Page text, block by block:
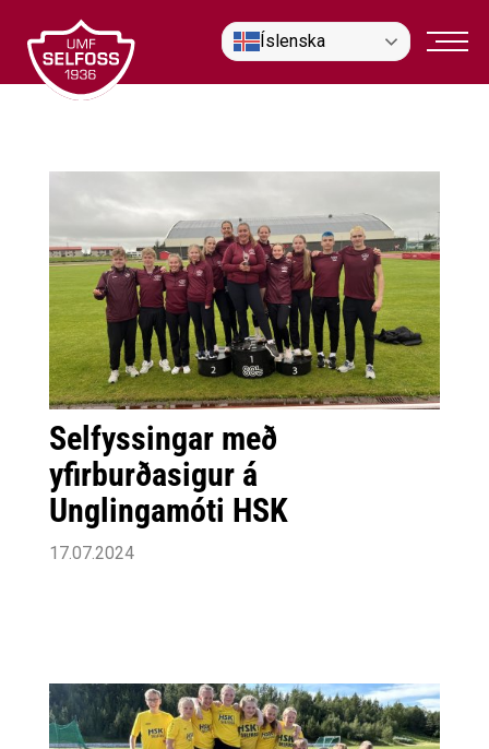
efni
Íslenska
Selfyssingar með
yfirburðasigur á
Unglingamóti HSK
17.07.2024